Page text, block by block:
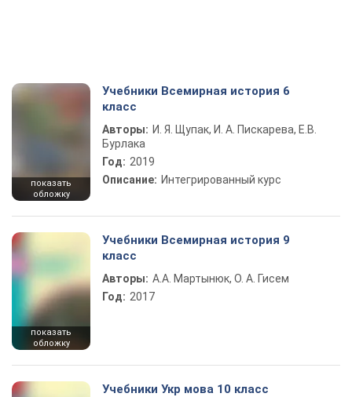
показать
обложку
Учебники Всемирная история 6
класс
Авторы: И. Я. Щупак, И. А. Пискарева, Е.В.
Бурлака
Год: 2019
Описание: Интегрированный курс
показать
обложку
Учебники Всемирная история 9
класс
Авторы: А.А. Мартынюк, О. А. Гисем
Год: 2017
Учебники Укр мова 10 класс